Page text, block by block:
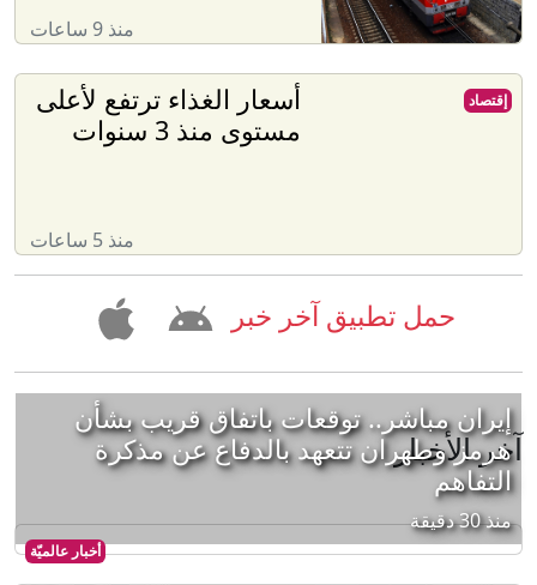
منذ 9 ساعات
أسعار الغذاء ترتفع لأعلى
مستوى منذ 3 سنوات
منذ 5 ساعات
إقتصاد
حمل تطبيق آخر خبر
آخر الأخبار
أخبار عالميّة
إيران مباشر.. توقعات باتفاق قريب بشأن
هرمز وطهران تتعهد بالدفاع عن مذكرة
التفاهم
منذ 30 دقيقة